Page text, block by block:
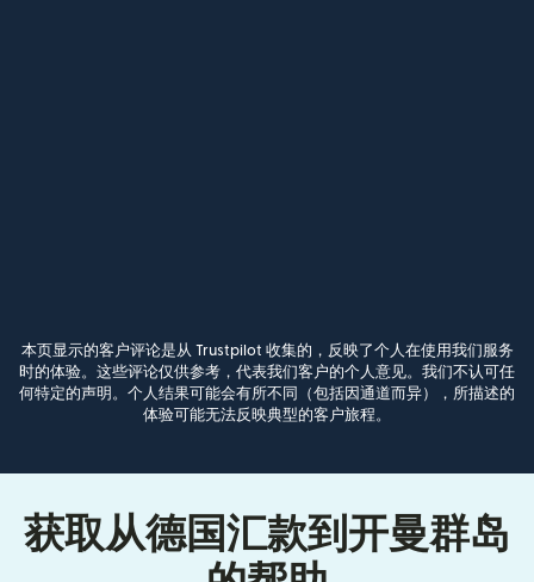
本页显示的客户评论是从 Trustpilot 收集的，反映了个人在使用我们服务
时的体验。这些评论仅供参考，代表我们客户的个人意见。我们不认可任
何特定的声明。个人结果可能会有所不同（包括因通道而异），所描述的
体验可能无法反映典型的客户旅程。
获取从德国汇款到开曼群岛